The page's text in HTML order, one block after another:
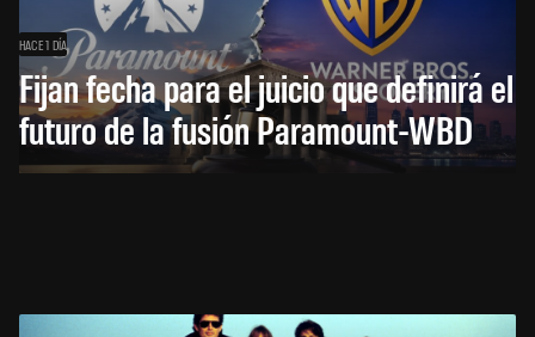
HACE 1 DÍA
Fijan fecha para el juicio que definirá el
futuro de la fusión Paramount-WBD